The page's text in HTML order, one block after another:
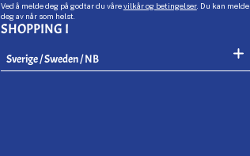
Ved å melde deg på godtar du vårevilkår og betingelser. Du kan melde
deg av når som helst.
SHOPPING I
Select Your Region:
Sverige / Sweden / NB